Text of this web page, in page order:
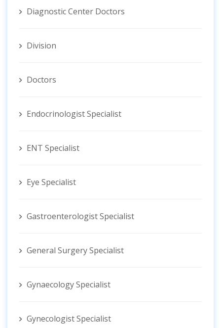
Diagnostic Center Doctors
Division
Doctors
Endocrinologist Specialist
ENT Specialist
Eye Specialist
Gastroenterologist Specialist
General Surgery Specialist
Gynaecology Specialist
Gynecologist ‍Specialist